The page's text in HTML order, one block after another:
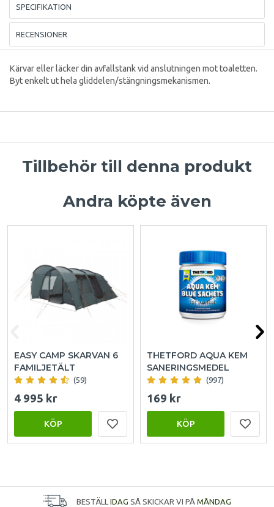
SPECIFIKATION
RECENSIONER
Kärvar eller läcker din avfallstank vid anslutningen mot toaletten.
Byt enkelt ut hela gliddelen/stängningsmekanismen.
Tillbehör till denna produkt
Andra köpte även
EASY CAMP SKARVAN 6
FAMILJETÄLT
(59)
4 995 kr
KÖP
THETFORD AQUA KEM
SANERINGSMEDEL
(997)
169 kr
KÖP
BESTÄLL IDAG SÅ SKICKAR VI PÅ MÅNDAG